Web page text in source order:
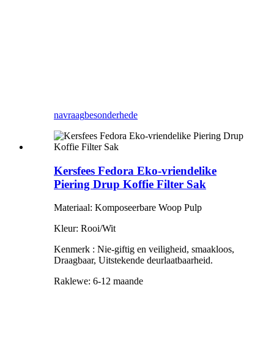
navraagbesonderhede
Kersfees Fedora Eko-vriendelike
Piering Drup Koffie Filter Sak
Materiaal: Komposeerbare Woop Pulp
Kleur: Rooi/Wit
Kenmerk : Nie-giftig en veiligheid, smaakloos,
Draagbaar, Uitstekende deurlaatbaarheid.
Raklewe: 6-12 maande